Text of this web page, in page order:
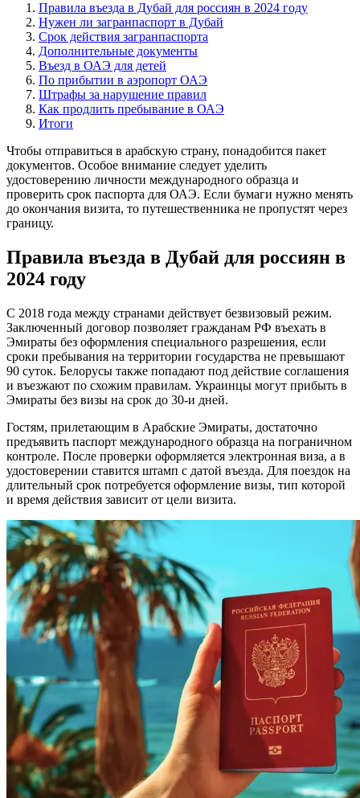
Правила въезда в Дубай для россиян в 2024 году
Нужен ли загранпаспорт в Дубай
Срок действия загранпаспорта
Дополнительные документы
Въезд в ОАЭ для детей
По прибытии в аэропорт ОАЭ
Штрафы за нарушение правил
Как продлить пребывание в ОАЭ
Итоги
Чтобы отправиться в арабскую страну, понадобится пакет
документов. Особое внимание следует уделить
удостоверению личности международного образца и
проверить срок паспорта для ОАЭ. Если бумаги нужно менять
до окончания визита, то путешественника не пропустят через
границу.
Правила въезда в Дубай для россиян в
2024 году
С 2018 года между странами действует безвизовый режим.
Заключенный договор позволяет гражданам РФ въехать в
Эмираты без оформления специального разрешения, если
сроки пребывания на территории государства не превышают
90 суток. Белорусы также попадают под действие соглашения
и въезжают по схожим правилам. Украинцы могут прибыть в
Эмираты без визы на срок до 30-и дней.
Гостям, прилетающим в Арабские Эмираты, достаточно
предъявить паспорт международного образца на пограничном
контроле. После проверки оформляется электронная виза, а в
удостоверении ставится штамп с датой въезда. Для поездок на
длительный срок потребуется оформление визы, тип которой
и время действия зависит от цели визита.